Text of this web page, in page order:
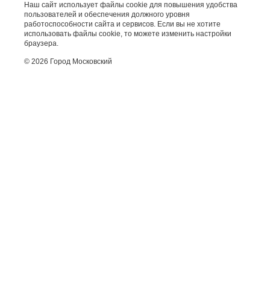
Наш сайт использует файлы cookie для повышения удобства
пользователей и обеспечения должного уровня
работоспособности сайта и сервисов. Если вы не хотите
использовать файлы cookie, то можете изменить настройки
браузера.
© 2026 Город Московский